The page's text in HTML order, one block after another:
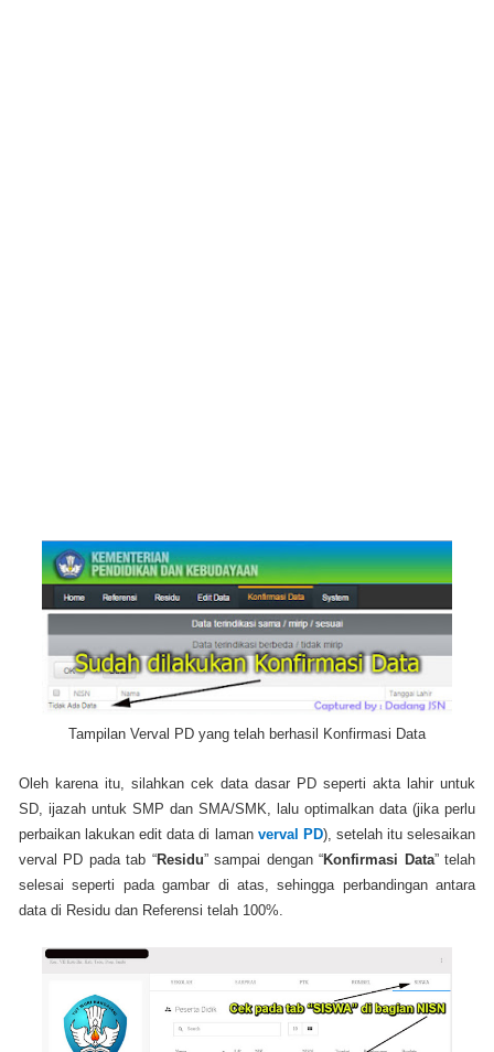
Tampilan Verval PD yang telah berhasil Konfirmasi Data
Oleh karena itu, silahkan cek data dasar PD seperti akta lahir untuk
SD, ijazah untuk SMP dan SMA/SMK, lalu optimalkan data (jika perlu
perbaikan lakukan edit data di laman verval PD), setelah itu selesaikan
verval PD pada tab “Residu” sampai dengan “Konfirmasi Data” telah
selesai seperti pada gambar di atas, sehingga perbandingan antara
data di Residu dan Referensi telah 100%.